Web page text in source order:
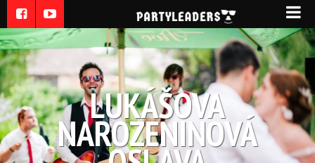
LUKÁŠOVA
NAROZENINOVÁ